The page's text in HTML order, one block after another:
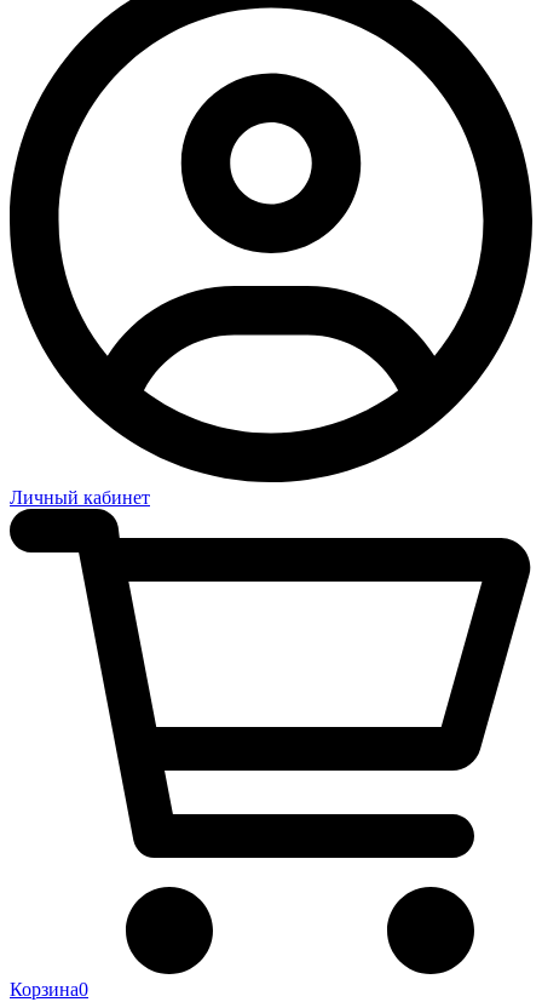
Личный кабинет
Корзина0